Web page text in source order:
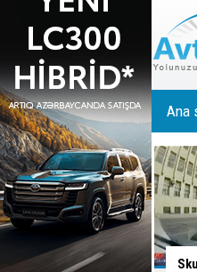
Ana
gəldi yola çıxan
İsti